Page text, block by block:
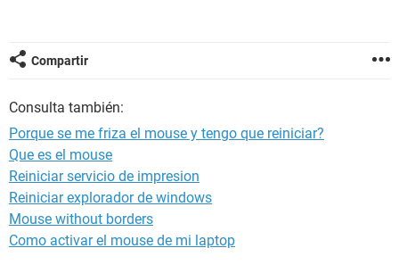
Compartir
Consulta también:
Porque se me friza el mouse y tengo que reiniciar?
Que es el mouse
Reiniciar servicio de impresion
Reiniciar explorador de windows
Mouse without borders
Como activar el mouse de mi laptop